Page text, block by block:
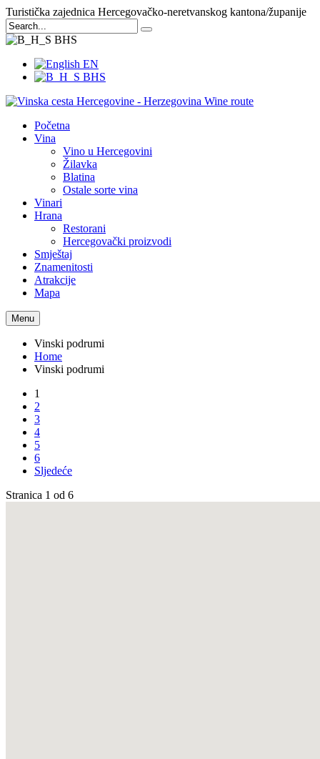
Turistička zajednica Hercegovačko-neretvanskog kantona/županije
BHS
EN
BHS
Početna
Vina
Vino u Hercegovini
Žilavka
Blatina
Ostale sorte vina
Vinari
Hrana
Restorani
Hercegovački proizvodi
Smještaj
Znamenitosti
Atrakcije
Mapa
Menu
Vinski podrumi
Home
Vinski podrumi
1
2
3
4
5
6
Sljedeće
Stranica 1 od 6